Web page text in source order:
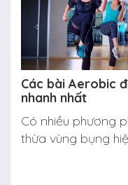
Các bài Aerobic
nhanh nhất
Có nhiều phương
thừa vùng bụng